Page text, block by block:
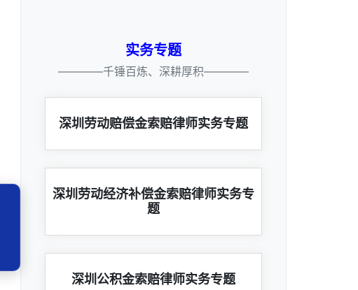
实务专题
————千锤百炼、深耕厚积————
深圳劳动赔偿金索赔律师实务专题
深圳劳动经济补偿金索赔律师实务专
题
深圳公积金索赔律师实务专题